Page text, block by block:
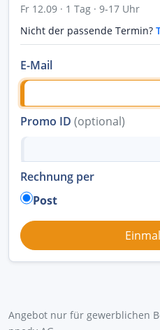
Fr 12.09 · 1 Tag · 9-17 Uhr
Nicht der passende Termin?
E-Mail
Promo ID (optional)
Rechnung per
Post
Angebot nur für gewerblichen